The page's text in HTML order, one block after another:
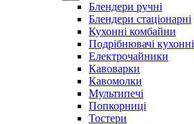
Блендери ручні
Блендери стаціонарні
Кухонні комбайни
Подрібнювачі кухонні
Електрочайники
Кавоварки
Кавомолки
Мультипечі
Попкорниці
Тостери